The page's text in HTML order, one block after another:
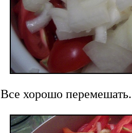
Все хорошо перемешать.